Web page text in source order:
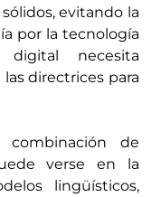
evitando la
por la tecnología
digital necesita
directrices para
de
verse en la
lingüísticos,